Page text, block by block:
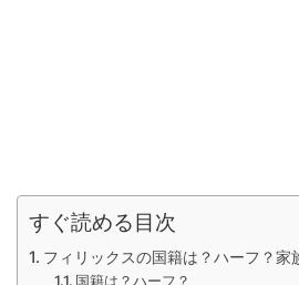
すぐ読める目次
フィリックスの国籍は？ハーフ？家
国籍は？ハーフ？